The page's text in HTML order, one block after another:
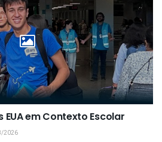
em Contexto Escolar
2026